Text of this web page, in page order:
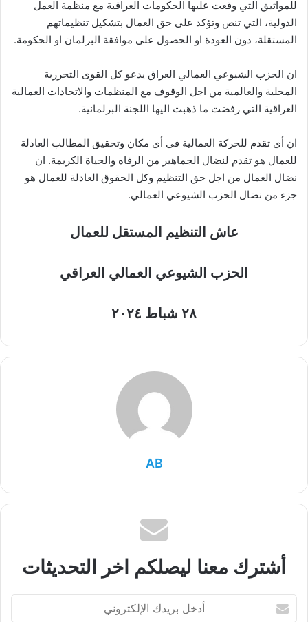
للمواثيق التي وقعت عليها الحكومات العراقية مع منظمة العمل
الدولية، التي تنص وتؤكد على حق العمال بتشكيل تنظيماتهم
المستقلة، دون العودة او الحصول على موافقة البرلمان او الحكومة.
ان الحزب الشيوعي العمالي العراق يدعو كل القوى التحررية
المحلية والعالمية من اجل الوقوف مع المنظمات والاتحادات العمالية
العراقية التي رفضت ما ذهبت اليها اللجنة البرلمانية.
ان أي تقدم للحركة العمالية في أي مكان وتحقيق المطالب العادلة
للعمال هو تقدم لنضال الجماهير من الرفاه والحياة الكريمة. ان
نضال العمال من اجل حق التنظيم وكل الحقوق العادلة للعمال هو
جزء من نضال الحزب الشيوعي العمالي.
عاش التنظيم المستقل للعمال
الحزب الشيوعي العمالي العراقي
٢٨ شباط ٢٠٢٤
AB
أشترك معنا ليصلكم اخر التحديثات
بريدك